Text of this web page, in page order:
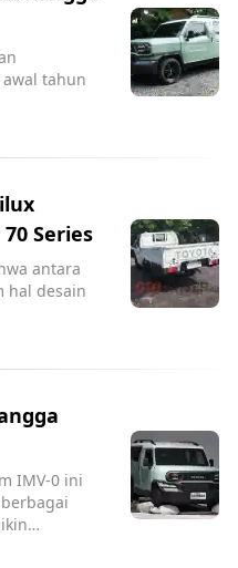
awal tahun
Series
antara
hal desain
IMV-0 ini